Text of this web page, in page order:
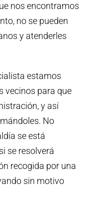
nos encontramos
no se pueden
y atenderles
estamos
vecinos para que
y así
No
se está
se resolverá
recogida por una
sin motivo